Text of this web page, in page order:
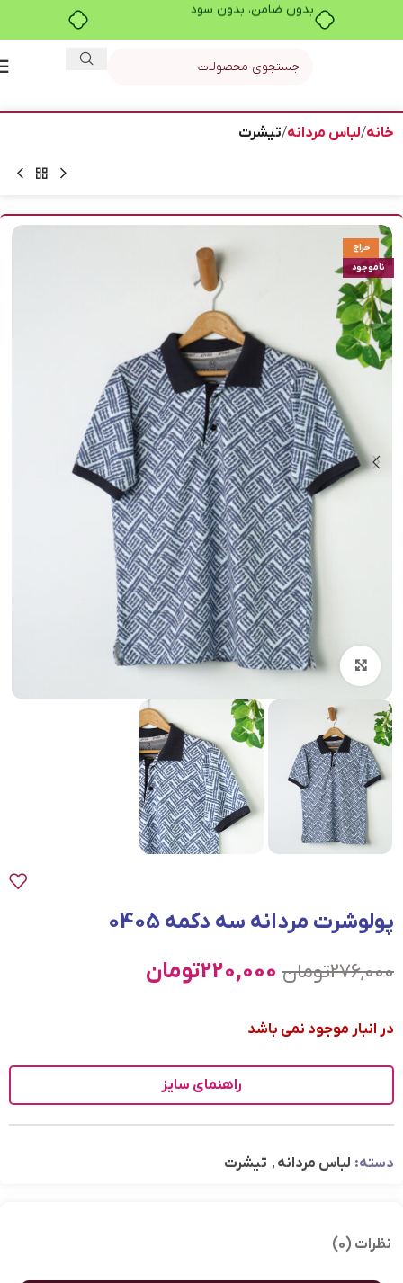
بدون ضامن، بدون سود
خانه لباس مردانه تیشرت
حراج
ناموجود
بزرگنمایی تصویر
پولوشرت مردانه سه دکمه 0405
276,000تومان 220,000تومان
در انبار موجود نمی باشد
راهنمای سایز
دسته: لباس مردانه , تیشرت
نظرات (0)